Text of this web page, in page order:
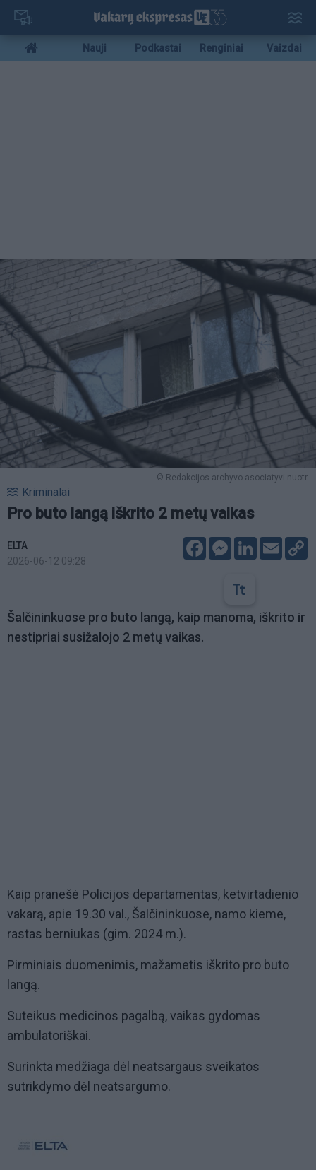
Pereiti
pagrindinį
turinį
Mobile
menu
Nauji Podkastai Renginiai Vaizdai
© Redakcijos archyvo asociatyvi nuotr.
Kriminalai
Pro buto langą iškrito 2 metų vaikas
ELTA
2026-06-12 09:28
FacebookMessenger
LinkedIn
Email
Šalčininkuose pro buto langą, kaip manoma, iškrito ir
nestipriai susižalojo 2 metų vaikas.
Kaip pranešė Policijos departamentas, ketvirtadienio
vakarą, apie 19.30 val., Šalčininkuose, namo kieme,
rastas berniukas (gim. 2024 m.).
Pirminiais duomenimis, mažametis iškrito pro buto
langą.
Suteikus medicinos pagalbą, vaikas gydomas
ambulatoriškai.
Surinkta medžiaga dėl neatsargaus sveikatos
sutrikdymo dėl neatsargumo.